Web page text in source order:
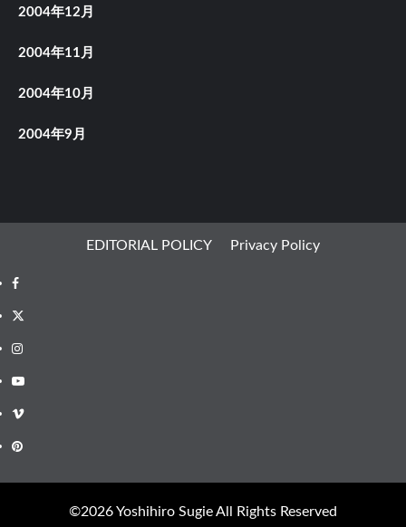
2004年12月
2004年11月
2004年10月
2004年9月
EDITORIAL POLICY Privacy Policy
Facebook
X
Instagram
Youtube
Vimeo
Pinterest
©︎2026 Yoshihiro Sugie All Rights Reserved